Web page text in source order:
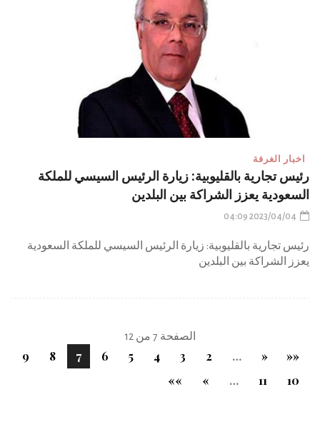
اخبار الغرفة
رئيس تجارية بالقليوبية: زيارة الرئيس السيسي للملكة
السعودية يعزز الشراكة بين البلدين
2023/04/04 04:09
رئيس تجارية بالقليوبية: زيارة الرئيس السيسي للملكة السعودية
يعزز الشراكة بين البلدين
الصفحة 7 من 12
««
«
…
2
3
4
5
6
7
8
9
10
11
…
»
»»